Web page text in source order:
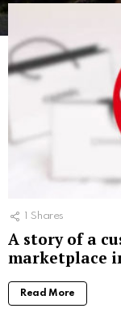
1 Shares
A story of a
marketplace
Read More